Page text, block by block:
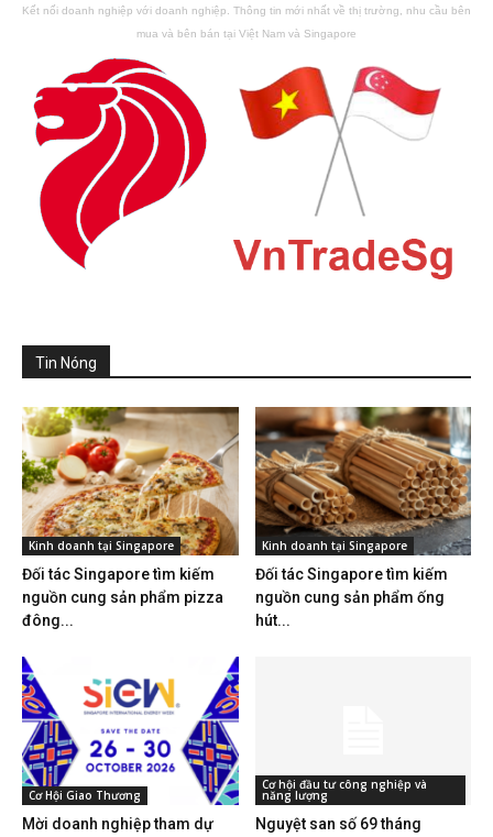
Kết nối doanh nghiệp với doanh nghiệp. Thông tin mới nhất về thị trường, nhu cầu bên
mua và bên bán tại Việt Nam và Singapore
Tin Nóng
Kinh doanh tại Singapore
Đối tác Singapore tìm kiếm
nguồn cung sản phẩm pizza
đông...
Kinh doanh tại Singapore
Đối tác Singapore tìm kiếm
nguồn cung sản phẩm ống
hút...
Cơ Hội Giao Thương
Mời doanh nghiệp tham dự
Cơ hội đầu tư công nghiệp và
năng lượng
Nguyệt san số 69 tháng